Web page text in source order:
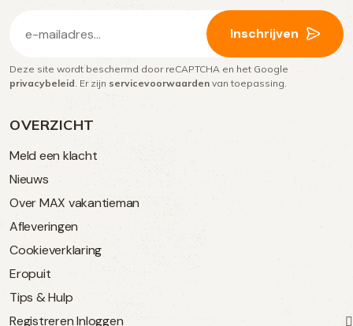
OVERZICHT
Meld een klacht
Nieuws
Over MAX vakantieman
Afleveringen
Cookieverklaring
Eropuit
Tips & Hulp
Registreren Inloggen
mailadres
(Vereist)
Inschrijven
Deze site wordt beschermd door reCAPTCHA en het Google
privacybeleid . Er zijn servicevoorwaarden van toepassing.